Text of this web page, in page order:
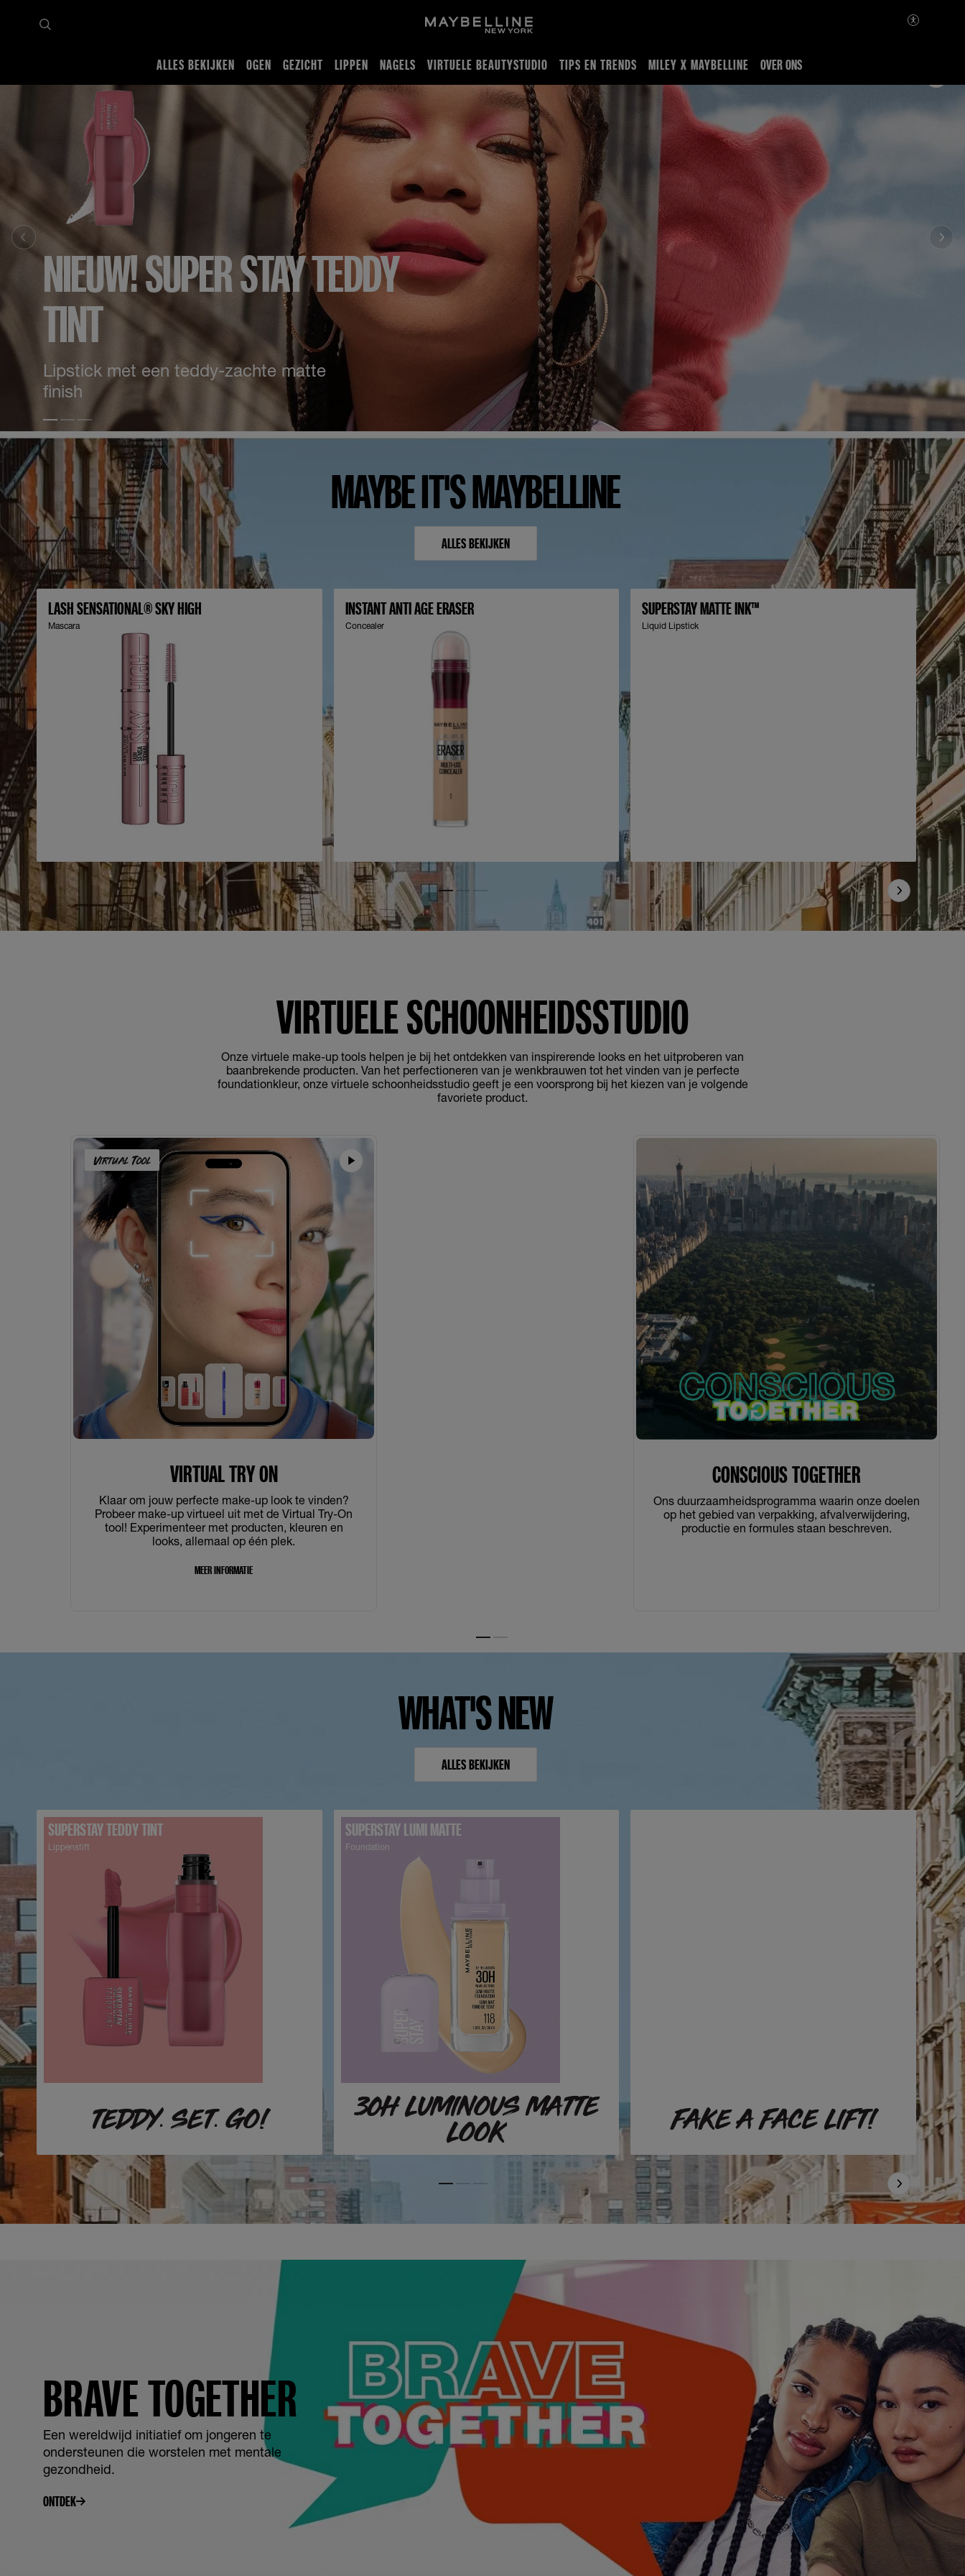
ALLES BEKIJKEN OGEN GEZICHT LIPPEN NAGELS VIRTUELE BEAUTYSTUDIO TIPS EN TRENDS MILEY X MAYBELLINE OVER ONS
NIEUW! SUPER STAY TEDDY
TINT
Lipstick met een teddy-zachte matte
finish
Slide test 1
Slide test 2
Slide test 3
MAYBE IT'S MAYBELLINE
ALLES BEKIJKEN
LASH SENSATIONAL® SKY HIGH
Mascara
INSTANT ANTI AGE ERASER
Concealer
SUPERSTAY MATTE INK™
Liquid Lipstick
Slide 1
VIRTUELE SCHOONHEIDSSTUDIO
Onze virtuele make-up tools helpen je bij het ontdekken van inspirerende looks en het uitproberen van
baanbrekende producten. Van het perfectioneren van je wenkbrauwen tot het vinden van je perfecte
foundationkleur, onze virtuele schoonheidsstudio geeft je een voorsprong bij het kiezen van je volgende
favoriete product.
Virtual Tool
VIRTUAL TRY ON
Klaar om jouw perfecte make-up look te vinden?
Probeer make-up virtueel uit met de Virtual Try-On
tool! Experimenteer met producten, kleuren en
looks, allemaal op één plek.
MEER INFORMATIE
CONSCIOUS TOGETHER
Ons duurzaamheidsprogramma waarin onze doelen
op het gebied van verpakking, afvalverwijdering,
productie en formules staan beschreven.
Slide 1Slide 2
WHAT'S NEW
ALLES BEKIJKEN
SUPERSTAY TEDDY TINT
Lippenstift
TEDDY. SET. GO!
SUPERSTAY LUMI MATTE
Foundation
30H LUMINOUS MATTE
LOOK FAKE A FACE LIFT!
BRAVE TOGETHER
Een wereldwijd initiatief om jongeren te
ondersteunen die worstelen met mentale
gezondheid.​
ONTDEK